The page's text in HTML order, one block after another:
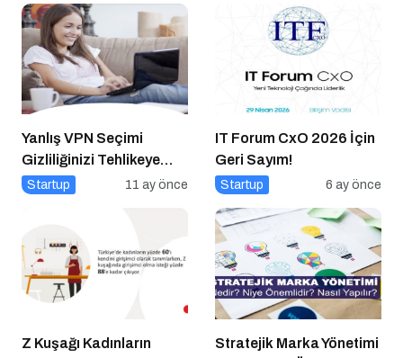
Kapsamında
Konuşacak!
Yanlış VPN Seçimi
Gizliliğinizi Tehlikeye
Atabilir
Startup 11 ay önce
IT Forum CxO 2026 İçin
Geri Sayım!
Startup 6 ay önce
Z Kuşağı Kadınların
Stratejik Marka Yönetimi